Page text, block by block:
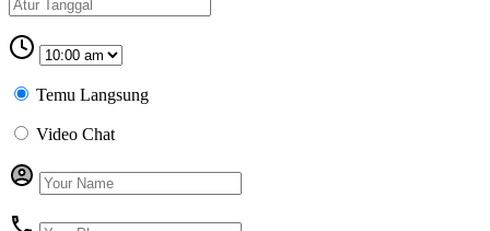
Temu Langsung
Video Chat